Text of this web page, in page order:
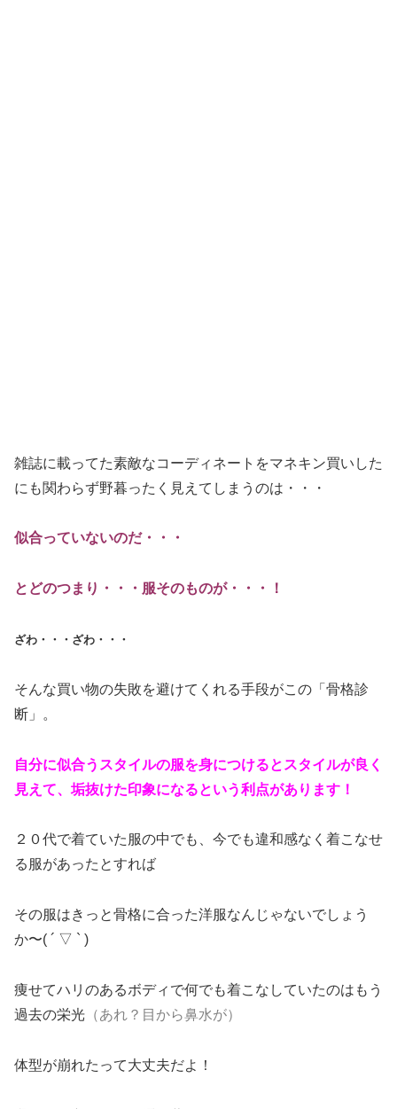
雑誌に載ってた素敵なコーディネートをマネキン買いした
にも関わらず野暮ったく見えてしまうのは・・・
似合っていないのだ・・・
とどのつまり・・・服そのものが・・・！
ざわ・・・ざわ・・・
そんな買い物の失敗を避けてくれる手段がこの「骨格診
断」。
自分に似合うスタイルの服を身につけるとスタイルが良く
見えて、垢抜けた印象になるという利点があります！
２０代で着ていた服の中でも、今でも違和感なく着こなせ
る服があったとすれば
その服はきっと骨格に合った洋服なんじゃないでしょう
か〜( ´ ▽ ` )
痩せてハリのあるボディで何でも着こなしていたのはもう
過去の栄光 （あれ？目から鼻水が）
体型が崩れたって大丈夫だよ！